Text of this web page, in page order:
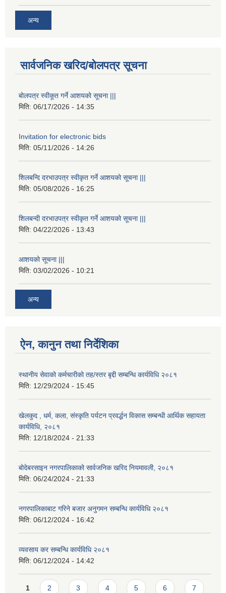
अन्य
सार्वजनिक खरिद/बोलपत्र सूचना
बोलपत्र स्वीकूत गर्ने आशयको सूचना |||
मिति: 06/17/2026 - 14:35
Invitation for electronic bids
मिति: 05/11/2026 - 14:26
शिलबन्दि दरभाउपत्र स्वीकृत गर्ने आशयको सूचना |||
मिति: 05/08/2026 - 16:25
शिलबन्दी दरभाउपत्र स्वीकृत गर्ने आशयको सूचना |||
मिति: 04/22/2026 - 13:43
आशयको सूचना |||
मिति: 03/02/2026 - 10:21
अन्य
ऐन, कानुन तथा निर्देशिका
स्थानीय सेवाको कर्मचारीको तह/स्तर बृद्दी सम्बन्धि कार्यविधि २०८१
मिति: 12/29/2024 - 15:45
खेलकुद , धर्म, कला, संस्कृति पर्यटन प्रवर्द्धन विकास सम्बन्धी आर्थिक सहायता
कार्यविधि, २०८१
मिति: 12/18/2024 - 21:33
बोदेबरसाइन नगरपालिकाको सार्वजनिक खरिद नियमावली, २०८१
मिति: 06/24/2024 - 21:33
नगरपालिकाबाट गरिने बजार अनुगमन सम्बन्धि कार्यविधि २०८१
मिति: 06/12/2024 - 16:42
व्यवसाय कर सम्बन्धि कार्यविधि २०८१
मिति: 06/12/2024 - 14:42
Pages
1 2 3 4 5 6 7